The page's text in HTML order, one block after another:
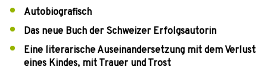
Autobiografisch
Das neue Buch der Schweizer Erfolgsautorin
Eine literarische Auseinandersetzung mit dem Verlust
eines Kindes, mit Trauer und Trost